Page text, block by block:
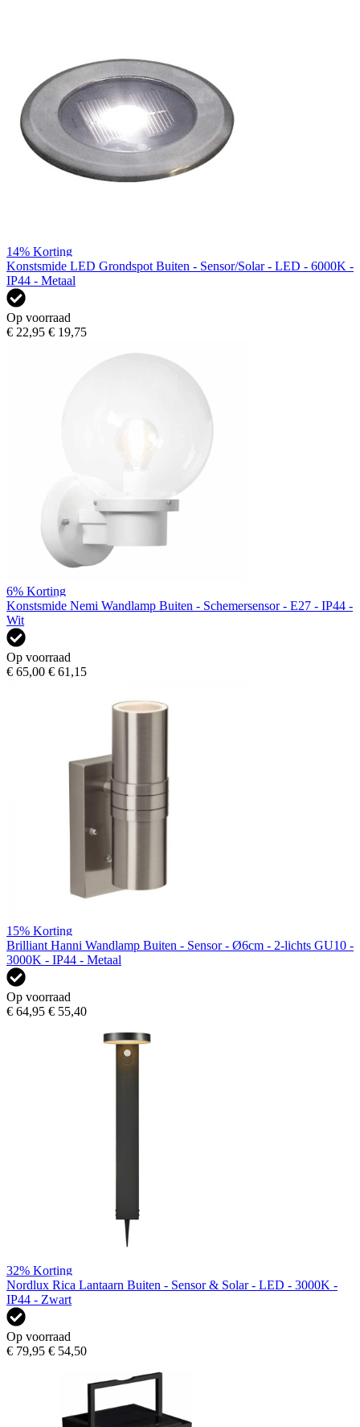
14% Korting
Konstsmide LED Grondspot Buiten - Sensor/Solar - LED - 6000K -
IP44 - Metaal
Op voorraad
€ 22,95 € 19,75
6% Korting
Konstsmide Nemi Wandlamp Buiten - Schemersensor - E27 - IP44 -
Wit
Op voorraad
€ 65,00 € 61,15
15% Korting
Brilliant Hanni Wandlamp Buiten - Sensor - Ø6cm - 2-lichts GU10 -
3000K - IP44 - Metaal
Op voorraad
€ 64,95 € 55,40
32% Korting
Nordlux Rica Lantaarn Buiten - Sensor & Solar - LED - 3000K -
IP44 - Zwart
Op voorraad
€ 79,95 € 54,50